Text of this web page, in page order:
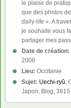
le plaisir de
que des photos
daily-life ». A
je souhaite vous
partager mes
Date de création:
2006
Lieu: Occitanie
Sujet: Uechi-ryû,
Japon, Blog, 3615